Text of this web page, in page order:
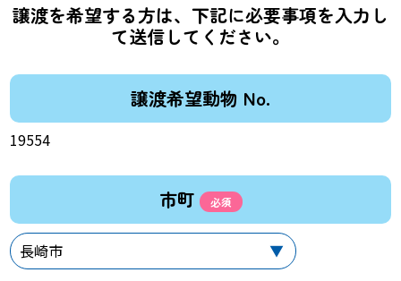
譲渡を希望する方は、下記に必要事項を入力し
て送信してください。
譲渡希望動物 No.
19554
市町